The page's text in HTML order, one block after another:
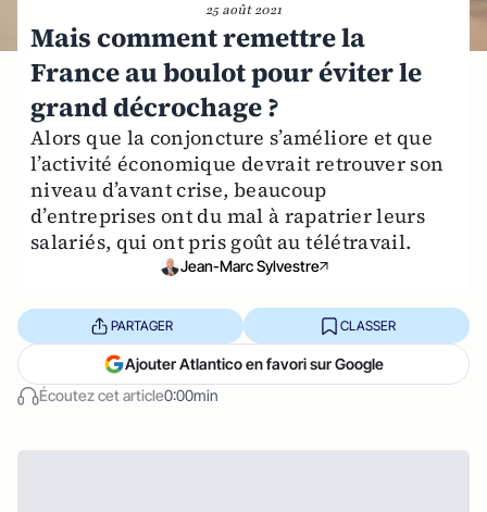
25 août 2021
Mais comment remettre la
France au boulot pour éviter le
grand décrochage ?
Alors que la conjoncture s’améliore et que
l’activité économique devrait retrouver son
niveau d’avant crise, beaucoup
d’entreprises ont du mal à rapatrier leurs
salariés, qui ont pris goût au télétravail.
Jean-Marc Sylvestre
Écoutez cet article0:00min
PARTAGER CLASSER
Ajouter Atlantico en favori sur Google